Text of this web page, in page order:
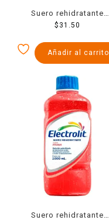
Suero rehidratante
Electrolit coco 1000 ml
$ 31.50
Añadir al carrito
Suero rehidratante